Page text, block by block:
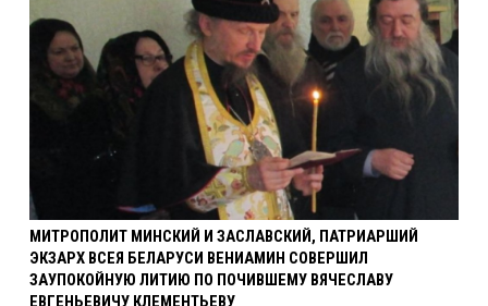
МИТРОПОЛИТ МИНСКИЙ И ЗАСЛАВСКИЙ, ПАТРИАРШИЙ
ЭКЗАРХ ВСЕЯ БЕЛАРУСИ ВЕНИАМИН СОВЕРШИЛ
ЗАУПОКОЙНУЮ ЛИТИЮ ПО ПОЧИВШЕМУ ВЯЧЕСЛАВУ
ЕВГЕНЬЕВИЧУ КЛЕМЕНТЬЕВУ